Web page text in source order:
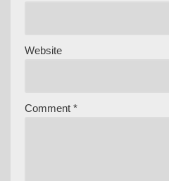
Website
Comment *